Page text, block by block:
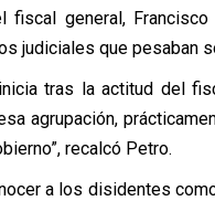
fiscal general,
judiciales que pesaban
tras la actitud del
agrupación,
recalcó Petro.
a los disidentes